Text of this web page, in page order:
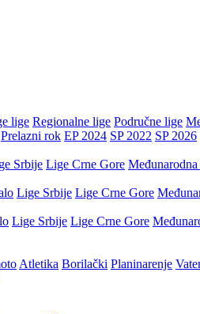
lige Regionalne lige Područne lige
Prelazni rok EP 2024 SP 2022 SP 2026
Srbije Lige Crne Gore Međunarodna
Lige Srbije Lige Crne Gore
Lige Srbije Lige Crne Gore
Atletika Borilački Planinarenje